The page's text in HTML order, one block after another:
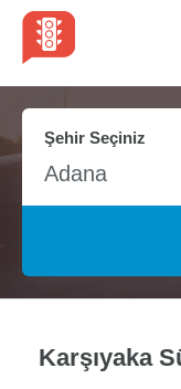
Şehir Seçiniz
Adana
Karşıyaka